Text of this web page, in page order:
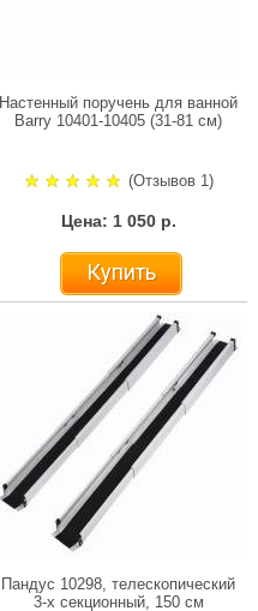
Настенный поручень для ванной
Barry 10401-10405 (31-81 см)
(Отзывов 1)
Цена: 1 050 р.
Купить
Пандус 10298, телескопический
3-х секционный, 150 см